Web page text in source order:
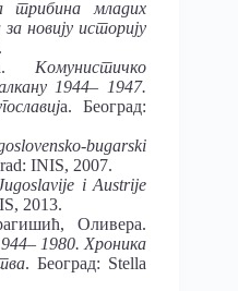
трибина младих
новију историју
Комунистичко
1944– 1947.
а. Београд:
-bugarski
INIS, 2007.
i Austrije
2013.
Оливера.
– 1980. Хроника
. Београд: Stella